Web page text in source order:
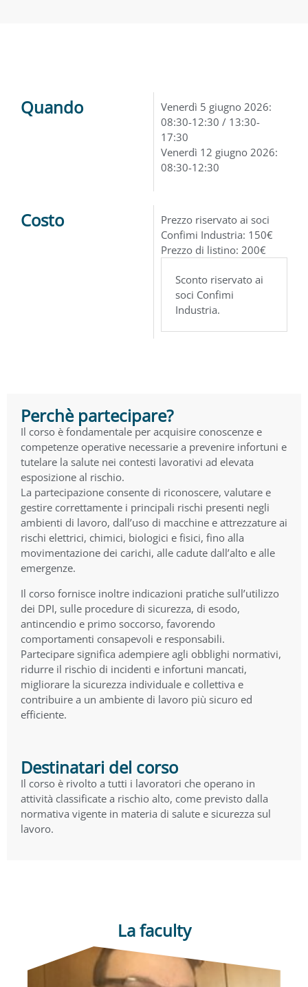
Quando
Venerdì 5 giugno 2026:
08:30-12:30 / 13:30-
17:30
Venerdì 12 giugno 2026:
08:30-12:30
Costo
Prezzo riservato ai soci
Confimi Industria: 150€
Prezzo di listino: 200€
Sconto riservato ai
soci Confimi
Industria.
Perchè partecipare?
Il corso è fondamentale per acquisire conoscenze e
competenze operative necessarie a prevenire infortuni e
tutelare la salute nei contesti lavorativi ad elevata
esposizione al rischio.
La partecipazione consente di riconoscere, valutare e
gestire correttamente i principali rischi presenti negli
ambienti di lavoro, dall’uso di macchine e attrezzature ai
rischi elettrici, chimici, biologici e fisici, fino alla
movimentazione dei carichi, alle cadute dall’alto e alle
emergenze.
Il corso fornisce inoltre indicazioni pratiche sull’utilizzo
dei DPI, sulle procedure di sicurezza, di esodo,
antincendio e primo soccorso, favorendo
comportamenti consapevoli e responsabili.
Partecipare significa adempiere agli obblighi normativi,
ridurre il rischio di incidenti e infortuni mancati,
migliorare la sicurezza individuale e collettiva e
contribuire a un ambiente di lavoro più sicuro ed
efficiente.
Destinatari del corso
Il corso è rivolto a tutti i lavoratori che operano in
attività classificate a rischio alto, come previsto dalla
normativa vigente in materia di salute e sicurezza sul
lavoro.
La faculty